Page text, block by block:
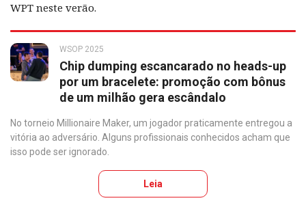
WPT neste verão.
WSOP 2025
Chip dumping escancarado no heads-up
por um bracelete: promoção com bônus
de um milhão gera escândalo
No torneio Millionaire Maker, um jogador praticamente entregou a
vitória ao adversário. Alguns profissionais conhecidos acham que
isso pode ser ignorado.
Leia